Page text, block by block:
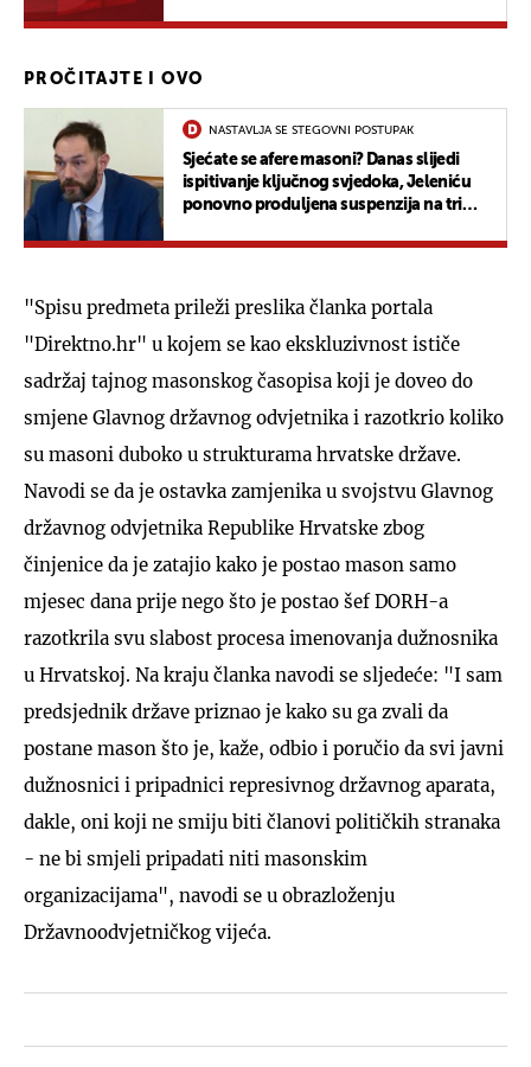
PROČITAJTE I OVO
NASTAVLJA SE STEGOVNI POSTUPAK
Sjećate se afere masoni? Danas slijedi
ispitivanje ključnog svjedoka, Jeleniću
ponovno produljena suspenzija na tri
"Spisu predmeta prileži preslika članka portala
"Direktno.hr" u kojem se kao ekskluzivnost ističe
sadržaj tajnog masonskog časopisa koji je doveo do
smjene Glavnog državnog odvjetnika i razotkrio koliko
su masoni duboko u strukturama hrvatske države.
Navodi se da je ostavka zamjenika u svojstvu Glavnog
državnog odvjetnika Republike Hrvatske zbog
činjenice da je zatajio kako je postao mason samo
mjesec dana prije nego što je postao šef DORH-a
razotkrila svu slabost procesa imenovanja dužnosnika
u Hrvatskoj. Na kraju članka navodi se sljedeće: "I sam
predsjednik države priznao je kako su ga zvali da
postane mason što je, kaže, odbio i poručio da svi javni
dužnosnici i pripadnici represivnog državnog aparata,
dakle, oni koji ne smiju biti članovi političkih stranaka
- ne bi smjeli pripadati niti masonskim
organizacijama", navodi se u obrazloženju
Državnoodvjetničkog vijeća.